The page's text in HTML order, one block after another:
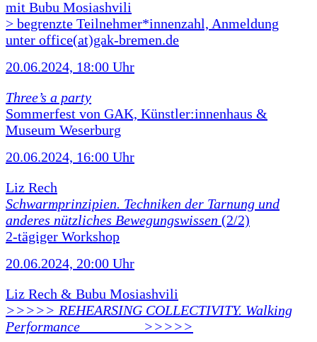
mit Bubu Mosiashvili
> begrenzte Teilnehmer*innenzahl, Anmeldung
unter office(at)gak-bremen.de
20.06.2024, 18:00 Uhr
Three’s a party
Sommerfest von GAK, Künstler:innenhaus &
Museum Weserburg
20.06.2024, 16:00 Uhr
Liz Rech
Schwarmprinzipien. Techniken der Tarnung und
anderes nützliches Bewegungswissen (2/2)
2-tägiger Workshop
20.06.2024, 20:00 Uhr
Liz Rech & Bubu Mosiashvili
>>>>> REHEARSING COLLECTIVITY. Walking
Performance ________ >>>>>